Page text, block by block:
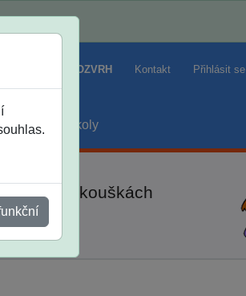
ROZVRH Kontakt Přihlásit se
školy
zkouškách